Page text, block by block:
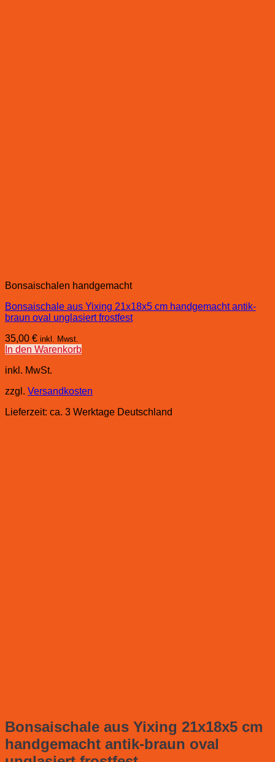
Bonsaischalen handgemacht
Bonsaischale aus Yixing 21x18x5 cm handgemacht antik-
braun oval unglasiert frostfest
35,00 € inkl. Mwst.
In den Warenkorb
inkl. MwSt.
zzgl. Versandkosten
Lieferzeit: ca. 3 Werktage Deutschland
Bonsaischale aus Yixing 21x18x5 cm
handgemacht antik-braun oval